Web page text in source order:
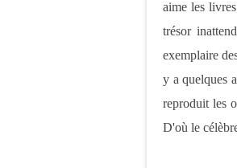
aime les
trésor
exemplaire
y a quelques
reproduit les
D'où le